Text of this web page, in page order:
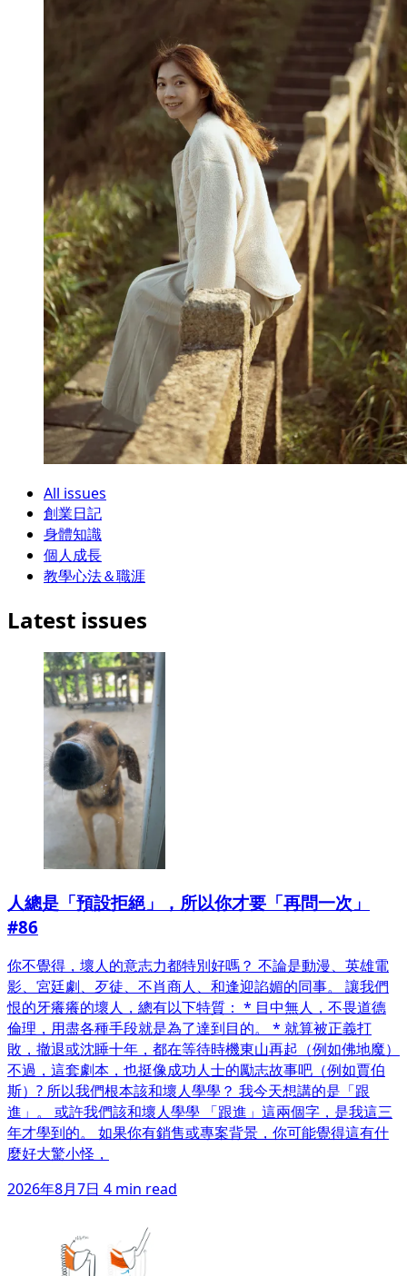
All issues
創業日記
身體知識
個人成長
教學心法＆職涯
Latest issues
人總是「預設拒絕」，所以你才要「再問一次」
#86
你不覺得，壞人的意志力都特別好嗎？ 不論是動漫、英雄電
影、宮廷劇、歹徒、不肖商人、和逢迎諂媚的同事。 讓我們
恨的牙癢癢的壞人，總有以下特質： * 目中無人，不畏道德
倫理，用盡各種手段就是為了達到目的。 * 就算被正義打
敗，撤退或沈睡十年，都在等待時機東山再起（例如佛地魔）
不過，這套劇本，也挺像成功人士的勵志故事吧（例如賈伯
斯）? 所以我們根本該和壞人學學？ 我今天想講的是「跟
進」。 或許我們該和壞人學學 「跟進」這兩個字，是我這三
年才學到的。 如果你有銷售或專案背景，你可能覺得這有什
麼好大驚小怪，
2026年8月7日 4 min read